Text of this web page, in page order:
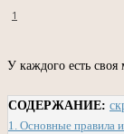
1
У каждого есть
СОДЕРЖАНИЕ:
1. Основные правила